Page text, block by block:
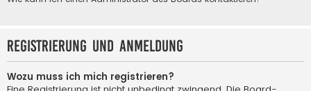
Registrierung und Anmeldung
Wozu muss ich mich registrieren?